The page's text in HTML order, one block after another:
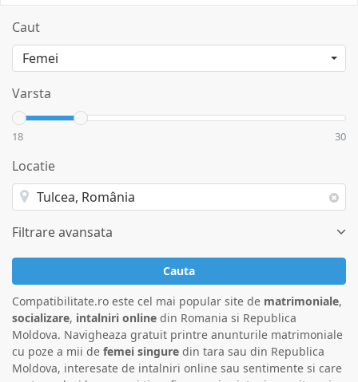
Caut
Varsta
18 30
Locatie
Filtrare avansata
Cauta
Compatibilitate.ro este cel mai popular site de matrimoniale,
socializare, intalniri online din Romania si Republica
Moldova. Navigheaza gratuit printre anunturile matrimoniale
cu poze a mii de femei singure din tara sau din Republica
Moldova, interesate de intalniri online sau sentimente si care